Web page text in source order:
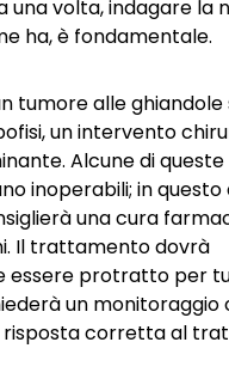
una volta, indagare la
ha, è fondamentale.
tumore alle ghiandole
un intervento
Alcune di
inoperabili; in questo
una cura
Il trattamento dovrà
essere protratto per
un monitoraggio
corretta al